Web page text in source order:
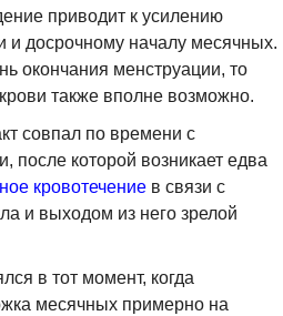
приводит к усилению
и досрочному началу месячных.
окончания менструации, то
также вполне возможно.
совпал по времени с
после которой возникает едва
кровотечение в связи с
и выходом из него зрелой
в тот момент, когда
месячных примерно на